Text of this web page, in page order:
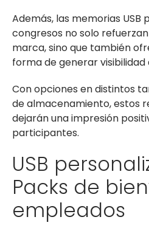
Además, las memorias USB
congresos no solo
marca, sino que también
forma de generar visibilidad
Con opciones en distintos
de almacenamiento, estos
dejarán una impresión
participantes.
USB
Packs de
empleados